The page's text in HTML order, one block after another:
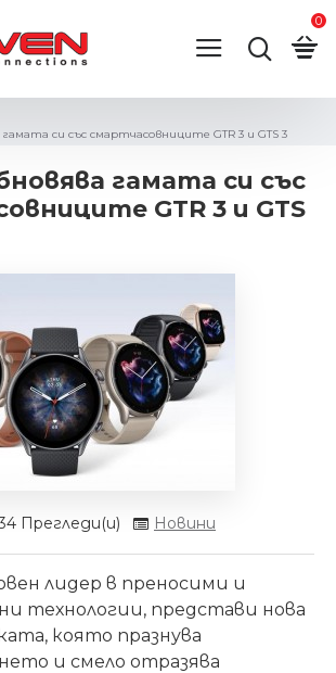
0
си със смартчасовниците GTR 3 и GTS 3
гамата си със
GTR 3 и GTS
Прегледи(и) Новини
лидер в преносими и
технологии, представи нова
която празнува
и смело отразява